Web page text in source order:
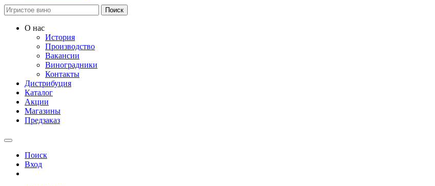
Поиск
О нас
История
Производство
Вакансии
Виноградники
Контакты
Дистрибуция
Каталог
Акции
Магазины
Предзаказ
Поиск
Вход